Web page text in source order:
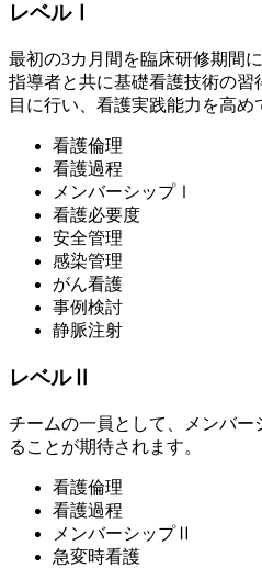
レベルⅠ
最初の3カ月間を臨床研修期間
指導者と共に基礎看護技術の習
目に行い、看護実践能力を高め
看護倫理
看護過程
メンバーシップⅠ
看護必要度
安全管理
感染管理
がん看護
事例検討
静脈注射
レベルⅡ
チームの一員として、メンバー
ることが期待されます。
看護倫理
看護過程
メンバーシップⅡ
急変時看護